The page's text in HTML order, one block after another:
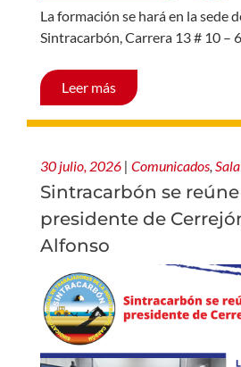
La formación se hará en la sede
Sintracarbón, Carrera 13 # 10 –
Leer más
30 julio, 2026 | Comunicados,
Sintracarbón se
presidente de
Alfonso